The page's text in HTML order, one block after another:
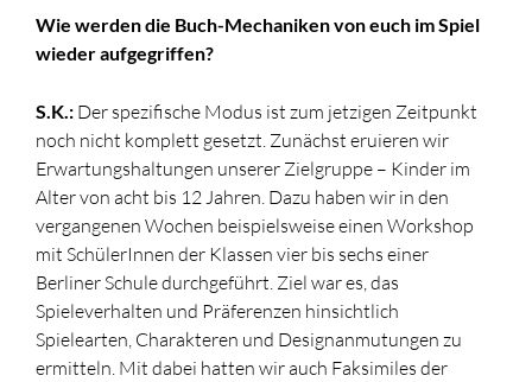
Wie werden die Buch-Mechaniken von euch im Spiel
wieder aufgegriffen?
S.K.: Der spezifische Modus ist zum jetzigen Zeitpunkt
noch nicht komplett gesetzt. Zunächst eruieren wir
Erwartungshaltungen unserer Zielgruppe – Kinder im
Alter von acht bis 12 Jahren. Dazu haben wir in den
vergangenen Wochen beispielsweise einen Workshop
mit SchülerInnen der Klassen vier bis sechs einer
Berliner Schule durchgeführt. Ziel war es, das
Spieleverhalten und Präferenzen hinsichtlich
Spielearten, Charakteren und Designanmutungen zu
ermitteln. Mit dabei hatten wir auch Faksimiles der